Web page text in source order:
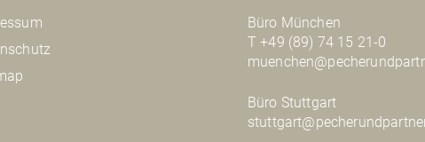
Büro München
T +49 (89) 74 15 21-0
Büro Stuttgart